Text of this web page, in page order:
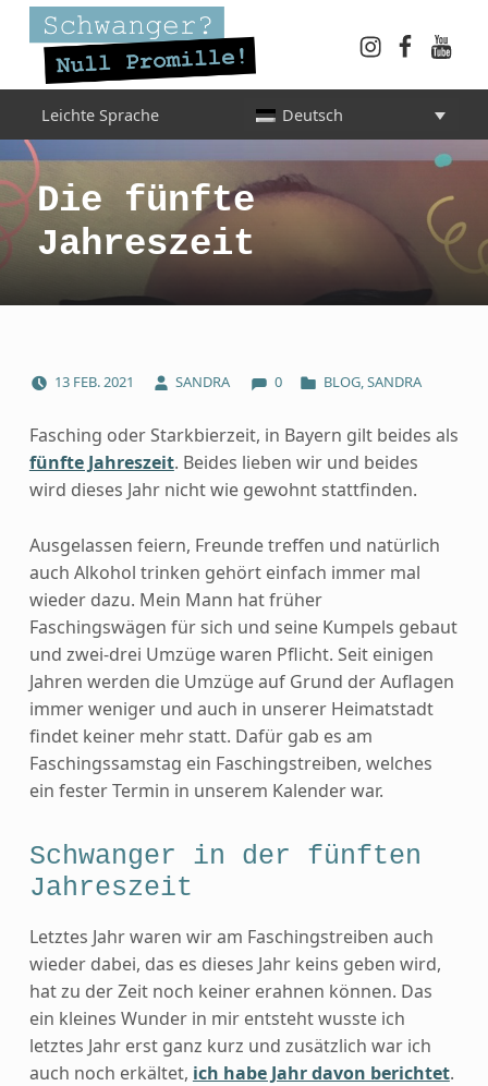
INFORMATIONEN FÜR SCHWANGERE, WERDENDE MÜTTER UND ALLE, DIE SIE IN DER SCHWANGERSCHAFT BEGLEITEN
Leichte Sprache Deutsch
Die fünfte
Jahreszeit
13 FEB.2021 SANDRA 0 BLOG,SANDRA
Fasching oder Starkbierzeit, in Bayern gilt beides als
fünfte Jahreszeit. Beides lieben wir und beides
wird dieses Jahr nicht wie gewohnt stattfinden.
Ausgelassen feiern, Freunde treffen und natürlich
auch Alkohol trinken gehört einfach immer mal
wieder dazu. Mein Mann hat früher
Faschingswägen für sich und seine Kumpels gebaut
und zwei-drei Umzüge waren Pflicht. Seit einigen
Jahren werden die Umzüge auf Grund der Auflagen
immer weniger und auch in unserer Heimatstadt
findet keiner mehr statt. Dafür gab es am
Faschingssamstag ein Faschingstreiben, welches
ein fester Termin in unserem Kalender war.
Schwanger in der fünften
Jahreszeit
Letztes Jahr waren wir am Faschingstreiben auch
wieder dabei, das es dieses Jahr keins geben wird,
hat zu der Zeit noch keiner erahnen können. Das
ein kleines Wunder in mir entsteht wusste ich
letztes Jahr erst ganz kurz und zusätzlich war ich
auch noch erkältet, ich habe Jahr davon berichtet.